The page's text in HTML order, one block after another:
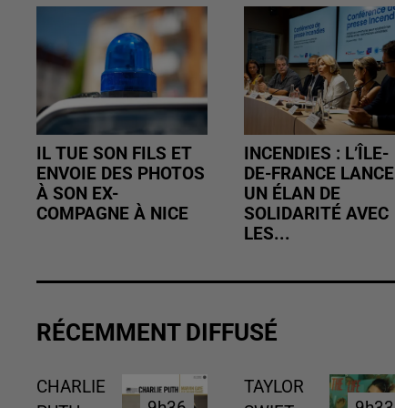
IL TUE SON FILS ET
ENVOIE DES PHOTOS
À SON EX-
COMPAGNE À NICE
INCENDIES : L’ÎLE-
DE-FRANCE LANCE
UN ÉLAN DE
SOLIDARITÉ AVEC
LES...
RÉCEMMENT DIFFUSÉ
CHARLIE
TAYLOR